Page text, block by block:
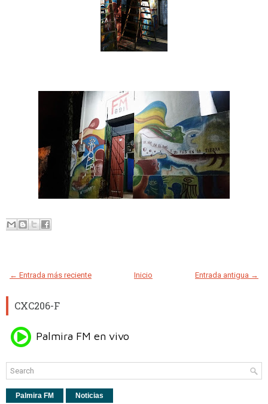
← Entrada más reciente Entrada antigua →
Inicio
CXC206-F
Palmira FM Noticias